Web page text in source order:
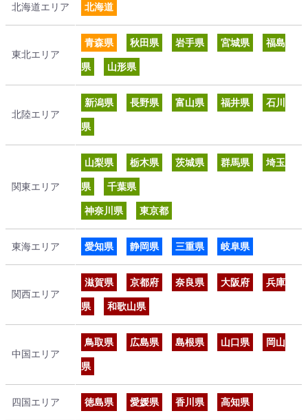
北海道エリア 北海道
東北エリア
青森県 秋田県 岩手県 宮城県 福島
県 山形県
北陸エリア
新潟県 長野県 富山県 福井県 石川
県
関東エリア
山梨県 栃木県 茨城県 群馬県 埼玉
県 千葉県
神奈川県 東京都
東海エリア 愛知県 静岡県 三重県 岐阜県
関西エリア
滋賀県 京都府 奈良県 大阪府 兵庫
県 和歌山県
中国エリア
鳥取県 広島県 島根県 山口県 岡山
県
四国エリア 徳島県 愛媛県 香川県 高知県